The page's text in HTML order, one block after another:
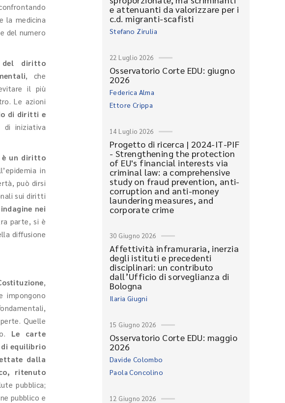
la medicina
del numero
del diritto
, che
il più
Le azioni
di diritti e
di iniziativa
è un diritto
in
può dirsi
sui diritti
nei
parte, si è
diffusione
,
impongono
Quelle
Le carte
equilibrio
dalla
ritenuto
pubblica;
pubblico e
e attenuanti da valorizzare per i
c.d. migranti-scafisti
Stefano Zirulia
22 Luglio 2026
Osservatorio Corte EDU: giugno
2026
Federica Alma
Ettore Crippa
14 Luglio 2026
Progetto di ricerca | 2024-IT-PIF
- Strengthening the protection
of EU's financial interests via
criminal law: a comprehensive
study on fraud prevention, anti-
corruption and anti-money
laundering measures, and
corporate crime
30 Giugno 2026
Affettività inframuraria, inerzia
degli istituti e precedenti
disciplinari: un contributo
dall’Ufficio di sorveglianza di
Bologna
Ilaria Giugni
15 Giugno 2026
Osservatorio Corte EDU: maggio
2026
Davide Colombo
Paola Concolino
12 Giugno 2026